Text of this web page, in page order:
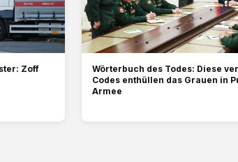
Zoff
Wörterbuch des Todes: Diese
Codes enthüllen das Grauen in
Armee